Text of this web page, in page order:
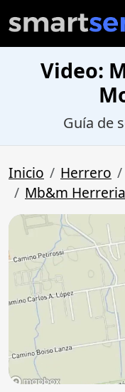
Video:
Guía de
Inicio Herrero
Mb&m